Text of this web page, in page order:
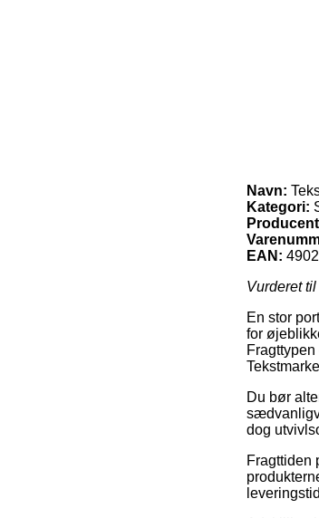
Navn:
Kategori:
EAN:
Vurderet til
En stor
for
Du bør
dog
Fragttiden